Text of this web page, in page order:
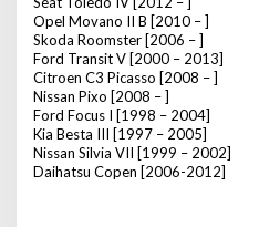
Opel Movano II B [2010 – ]
Skoda Roomster [2006 – ]
Ford Transit V [2000 – 2013]
Citroen C3 Picasso [2008 – ]
Nissan Pixo [2008 – ]
Ford Focus I [1998 – 2004]
Kia Besta III [1997 – 2005]
Nissan Silvia VII [1999 – 2002]
Daihatsu Copen [2006-2012]